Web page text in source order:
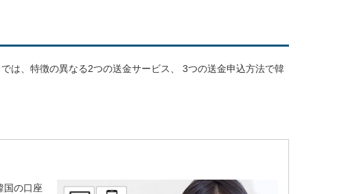
は、特徴の異なる2つの送金サービス、 3つの送金申込方法で韓
国の口座